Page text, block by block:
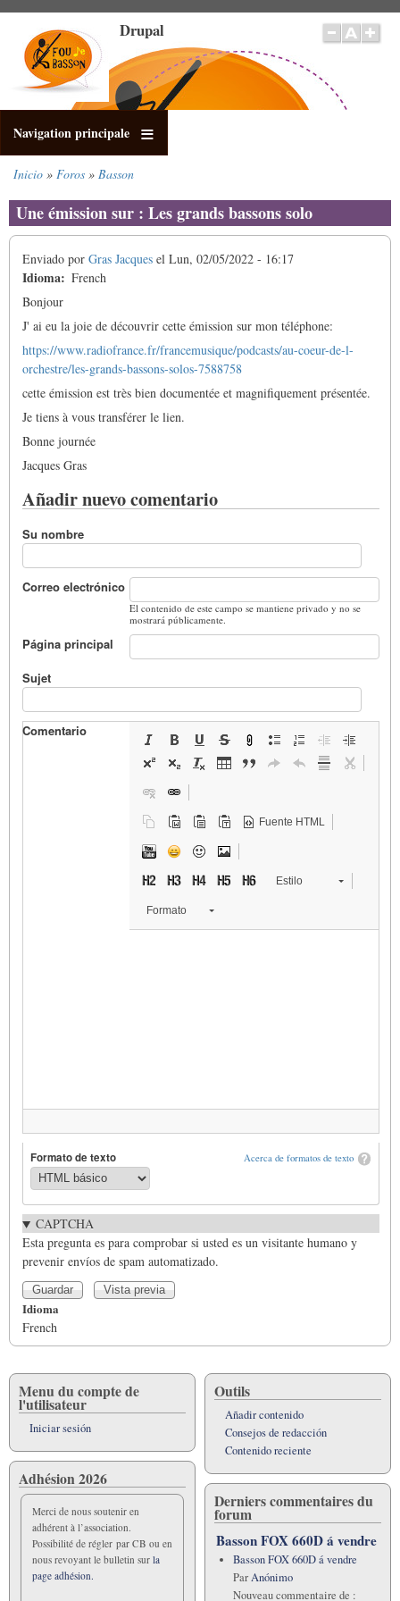
contenido
principal
Drupal
Navigation principale
enlaces
de
a
la
navegación
Inicio Foros Basson
Une émission sur : Les grands bassons solo
Enviado por Gras Jacques el Lun, 02/05/2022 - 16:17
Idioma
French
Bonjour
J' ai eu la joie de découvrir cette émission sur mon téléphone:
https://www.radiofrance.fr/francemusique/podcasts/au-coeur-de-l-
orchestre/les-grands-bassons-solos-7588758
cette émission est très bien documentée et magnifiquement présentée.
Je tiens à vous transférer le lien.
Bonne journée
Jacques Gras
Añadir nuevo comentario
Su nombre
Correo electrónico
El contenido de este campo se mantiene privado y no se
mostrará públicamente.
Página principal
Sujet
Comentario
Fuente HTML
Estilo
Formato
Acerca de formatos de texto
Formato de texto
CAPTCHA
Esta pregunta es para comprobar si usted es un visitante humano y
prevenir envíos de spam automatizado.
Idioma
French
Menu du compte de
l'utilisateur
Iniciar sesión
Adhésion 2026
Merci de nous soutenir en
adhérent à l’association.
Possibilité de régler par CB ou en
nous revoyant le bulletin sur la
page adhésion.
Outils
Añadir contenido
Consejos de redacción
Contenido reciente
Derniers commentaires du
forum
Basson FOX 660D á vendre
Basson FOX 660D á vendre
ParAnónimo
Nouveau commentaire de :